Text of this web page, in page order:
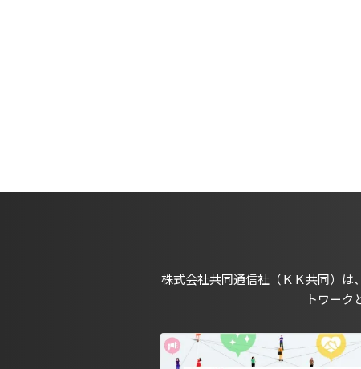
株式会社共同通信社（ＫＫ共同）は
トワーク